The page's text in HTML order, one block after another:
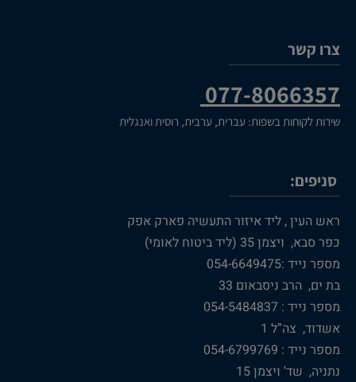
צרו קשר
077-8066357
שירות לקוחות בשפות: עברית, ערבית, רוסית ואנגלית
סניפים:
ראש העין , ליד איזור התעשיה פארק אפק
כפר סבא, ויצמן 35 (ליד ביטוח לאומי)
מספר נייד :054-6649475
בת ים, הרב ניסבאום 33
מספר נייד : 054-5484837
אשדוד, צה”ל 1
מספר נייד : 054-6799769
נתניה, שד' ויצמן 15